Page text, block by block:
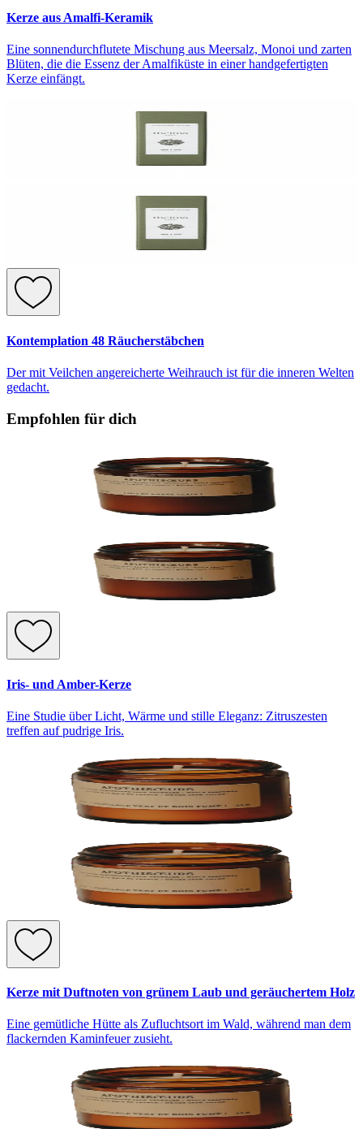
Kerze aus Amalfi-Keramik
Eine sonnendurchflutete Mischung aus Meersalz, Monoi und zarten
Blüten, die die Essenz der Amalfiküste in einer handgefertigten
Kerze einfängt.
Kontemplation 48 Räucherstäbchen
Der mit Veilchen angereicherte Weihrauch ist für die inneren Welten
gedacht.
Empfohlen für dich
Iris- und Amber-Kerze
Eine Studie über Licht, Wärme und stille Eleganz: Zitruszesten
treffen auf pudrige Iris.
Kerze mit Duftnoten von grünem Laub und geräuchertem Holz
Eine gemütliche Hütte als Zufluchtsort im Wald, während man dem
flackernden Kaminfeuer zusieht.